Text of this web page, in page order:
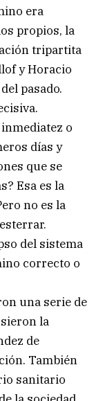
era
propios, la
tripartita
y Horacio
pasado.
o
días y
que se
Esa es la
no es la
del sistema
correcto o
una serie de
la
de
También
sanitario